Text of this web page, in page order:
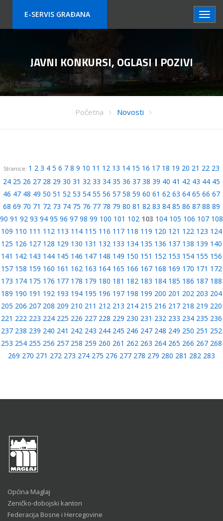
E-SERVIS GRAÐANA
JAVNI KONKURSI, OGLASI I POZIVI
Početna Novosti
Stranice: 1 2 3 4 5 6 7 8 9 10 11 12 13 14 15 16 17 18 19 20 21 22 23
24 25 26 27 28 29 30 31 32 33 34 35 36 37 38 39 40 41 42 43 44 45
46 47 48 49 50 51 52 53 54 55 56 57 58 59 60 61 62 63 64 65 66 67
68 69 70 71 72 73 74 75 76 77 78 79 80 81 82 83 84 85 86 87 88 89
90 91 92 93 94 95 96 97 98 99 100 101 102 103 104 105 106 107 108
109 110 111 112 113 114 115 116 117 118 119 120 121 122 123 124
125 126 127 128 129 130 131 132 133 134 135 136 137 138 139 140
141 142 143 144 145 146 147 148 149 150 151 152 153 154 155 156
157 158 159 160 161 162 163 164 165 166 167 168 169 170 171 172
173 174 175 176 177 178 179 180 181 182 183 184 185 186 187 188
189 190 191 192 193 194 195 196 197 198 199 200 201 202 203 204
205 206 207 208 209 210 211 212 213 214 215 216 217 218 219 220
221 222 223 224 225 226 227 228 229 230 231 232 233 234 235 236
237 238 239 240 241 242 243 244 245 246 247 248 249 250 251 252
253 254 255 256 257 258 259 260 261 262 263 264 265 266 267 268
269 270 271 272 273 274 275 276 277 278 279 280 281 282 283
Općina Maglaj
Zeničko-dobojski kanton
Federacija Bosne i Hercegovine